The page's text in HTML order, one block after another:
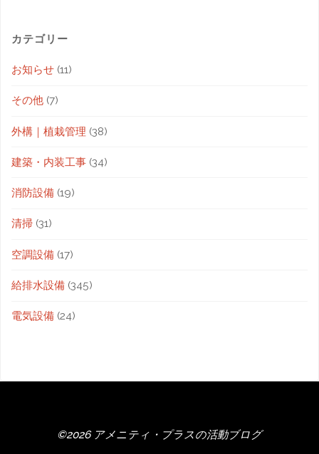
カテゴリー
お知らせ (11)
その他 (7)
外構｜植栽管理 (38)
建築・内装工事 (34)
消防設備 (19)
清掃 (31)
空調設備 (17)
給排水設備 (345)
電気設備 (24)
©2026 アメニティ・プラスの活動ブログ